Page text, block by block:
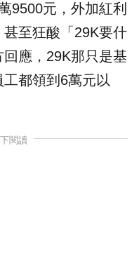
9500元，外加紅利
至狂酸「29K要什
應，29K那只是基
都領到6萬元以
閱讀